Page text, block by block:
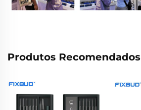
Produtos Recomendados